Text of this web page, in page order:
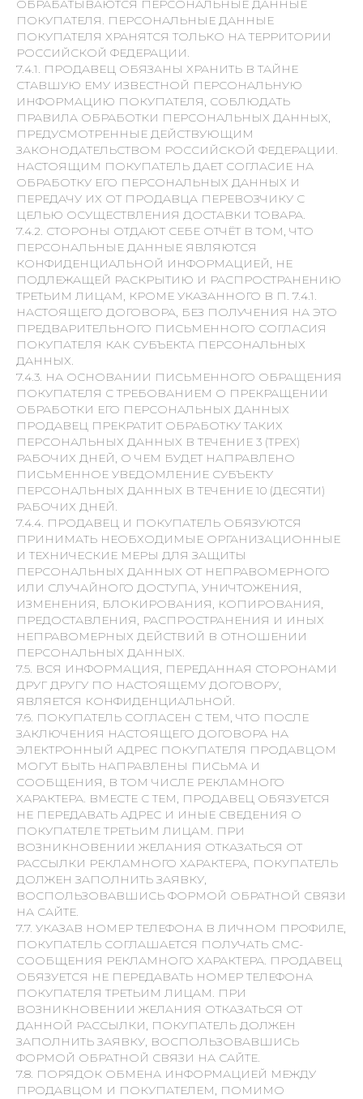
ОБРАБАТЫВАЮТСЯ ПЕРСОНАЛЬНЫЕ ДАННЫЕ
ПОКУПАТЕЛЯ. ПЕРСОНАЛЬНЫЕ ДАННЫЕ
ПОКУПАТЕЛЯ ХРАНЯТСЯ ТОЛЬКО НА ТЕРРИТОРИИ
РОССИЙСКОЙ ФЕДЕРАЦИИ.
7.4.1. ПРОДАВЕЦ ОБЯЗАНЫ ХРАНИТЬ В ТАЙНЕ
СТАВШУЮ ЕМУ ИЗВЕСТНОЙ ПЕРСОНАЛЬНУЮ
ИНФОРМАЦИЮ ПОКУПАТЕЛЯ, СОБЛЮДАТЬ
ПРАВИЛА ОБРАБОТКИ ПЕРСОНАЛЬНЫХ ДАННЫХ,
ПРЕДУСМОТРЕННЫЕ ДЕЙСТВУЮЩИМ
ЗАКОНОДАТЕЛЬСТВОМ РОССИЙСКОЙ ФЕДЕРАЦИИ.
НАСТОЯЩИМ ПОКУПАТЕЛЬ ДАЕТ СОГЛАСИЕ НА
ОБРАБОТКУ ЕГО ПЕРСОНАЛЬНЫХ ДАННЫХ И
ПЕРЕДАЧУ ИХ ОТ ПРОДАВЦА ПЕРЕВОЗЧИКУ С
ЦЕЛЬЮ ОСУЩЕСТВЛЕНИЯ ДОСТАВКИ ТОВАРА.
7.4.2. СТОРОНЫ ОТДАЮТ СЕБЕ ОТЧЁТ В ТОМ, ЧТО
ПЕРСОНАЛЬНЫЕ ДАННЫЕ ЯВЛЯЮТСЯ
КОНФИДЕНЦИАЛЬНОЙ ИНФОРМАЦИЕЙ, НЕ
ПОДЛЕЖАЩЕЙ РАСКРЫТИЮ И РАСПРОСТРАНЕНИЮ
ТРЕТЬИМ ЛИЦАМ, КРОМЕ УКАЗАННОГО В П. 7.4.1.
НАСТОЯЩЕГО ДОГОВОРА, БЕЗ ПОЛУЧЕНИЯ НА ЭТО
ПРЕДВАРИТЕЛЬНОГО ПИСЬМЕННОГО СОГЛАСИЯ
ПОКУПАТЕЛЯ КАК СУБЪЕКТА ПЕРСОНАЛЬНЫХ
ДАННЫХ.
7.4.3. НА ОСНОВАНИИ ПИСЬМЕННОГО ОБРАЩЕНИЯ
ПОКУПАТЕЛЯ С ТРЕБОВАНИЕМ О ПРЕКРАЩЕНИИ
ОБРАБОТКИ ЕГО ПЕРСОНАЛЬНЫХ ДАННЫХ
ПРОДАВЕЦ ПРЕКРАТИТ ОБРАБОТКУ ТАКИХ
ПЕРСОНАЛЬНЫХ ДАННЫХ В ТЕЧЕНИЕ 3 (ТРЕХ)
РАБОЧИХ ДНЕЙ, О ЧЕМ БУДЕТ НАПРАВЛЕНО
ПИСЬМЕННОЕ УВЕДОМЛЕНИЕ СУБЪЕКТУ
ПЕРСОНАЛЬНЫХ ДАННЫХ В ТЕЧЕНИЕ 10 (ДЕСЯТИ)
РАБОЧИХ ДНЕЙ.
7.4.4. ПРОДАВЕЦ И ПОКУПАТЕЛЬ ОБЯЗУЮТСЯ
ПРИНИМАТЬ НЕОБХОДИМЫЕ ОРГАНИЗАЦИОННЫЕ
И ТЕХНИЧЕСКИЕ МЕРЫ ДЛЯ ЗАЩИТЫ
ПЕРСОНАЛЬНЫХ ДАННЫХ ОТ НЕПРАВОМЕРНОГО
ИЛИ СЛУЧАЙНОГО ДОСТУПА, УНИЧТОЖЕНИЯ,
ИЗМЕНЕНИЯ, БЛОКИРОВАНИЯ, КОПИРОВАНИЯ,
ПРЕДОСТАВЛЕНИЯ, РАСПРОСТРАНЕНИЯ И ИНЫХ
НЕПРАВОМЕРНЫХ ДЕЙСТВИЙ В ОТНОШЕНИИ
ПЕРСОНАЛЬНЫХ ДАННЫХ.
7.5. ВСЯ ИНФОРМАЦИЯ, ПЕРЕДАННАЯ СТОРОНАМИ
ДРУГ ДРУГУ ПО НАСТОЯЩЕМУ ДОГОВОРУ,
ЯВЛЯЕТСЯ КОНФИДЕНЦИАЛЬНОЙ.
7.6. ПОКУПАТЕЛЬ СОГЛАСЕН С ТЕМ, ЧТО ПОСЛЕ
ЗАКЛЮЧЕНИЯ НАСТОЯЩЕГО ДОГОВОРА НА
ЭЛЕКТРОННЫЙ АДРЕС ПОКУПАТЕЛЯ ПРОДАВЦОМ
МОГУТ БЫТЬ НАПРАВЛЕНЫ ПИСЬМА И
СООБЩЕНИЯ, В ТОМ ЧИСЛЕ РЕКЛАМНОГО
ХАРАКТЕРА. ВМЕСТЕ С ТЕМ, ПРОДАВЕЦ ОБЯЗУЕТСЯ
НЕ ПЕРЕДАВАТЬ АДРЕС И ИНЫЕ СВЕДЕНИЯ О
ПОКУПАТЕЛЕ ТРЕТЬИМ ЛИЦАМ. ПРИ
ВОЗНИКНОВЕНИИ ЖЕЛАНИЯ ОТКАЗАТЬСЯ ОТ
РАССЫЛКИ РЕКЛАМНОГО ХАРАКТЕРА, ПОКУПАТЕЛЬ
ДОЛЖЕН ЗАПОЛНИТЬ ЗАЯВКУ,
ВОСПОЛЬЗОВАВШИСЬ ФОРМОЙ ОБРАТНОЙ СВЯЗИ
НА САЙТЕ.
7.7. УКАЗАВ НОМЕР ТЕЛЕФОНА В ЛИЧНОМ ПРОФИЛЕ,
ПОКУПАТЕЛЬ СОГЛАШАЕТСЯ ПОЛУЧАТЬ СМС-
СООБЩЕНИЯ РЕКЛАМНОГО ХАРАКТЕРА. ПРОДАВЕЦ
ОБЯЗУЕТСЯ НЕ ПЕРЕДАВАТЬ НОМЕР ТЕЛЕФОНА
ПОКУПАТЕЛЯ ТРЕТЬИМ ЛИЦАМ. ПРИ
ВОЗНИКНОВЕНИИ ЖЕЛАНИЯ ОТКАЗАТЬСЯ ОТ
ДАННОЙ РАССЫЛКИ, ПОКУПАТЕЛЬ ДОЛЖЕН
ЗАПОЛНИТЬ ЗАЯВКУ, ВОСПОЛЬЗОВАВШИСЬ
ФОРМОЙ ОБРАТНОЙ СВЯЗИ НА САЙТЕ.
7.8. ПОРЯДОК ОБМЕНА ИНФОРМАЦИЕЙ МЕЖДУ
ПРОДАВЦОМ И ПОКУПАТЕЛЕМ, ПОМИМО